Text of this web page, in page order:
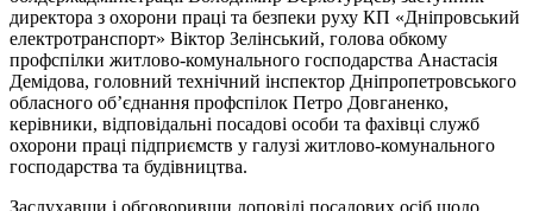
директора з охорони праці та безпеки руху КП «Дніпровський
електротранспорт» Віктор Зелінський, голова обкому
профспілки житлово-комунального господарства Анастасія
Демідова, головний технічний інспектор Дніпропетровського
обласного об’єднання профспілок Петро Довганенко,
керівники, відповідальні посадові особи та фахівці служб
охорони праці підприємств у галузі житлово-комунального
господарства та будівництва.
Заслухавши і обговоривши доповіді посадових осіб щодо